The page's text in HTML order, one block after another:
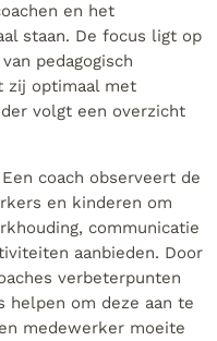
en het
staan. De focus ligt op
pedagogisch
zij optimaal met
volgt een overzicht
Een coach observeert de
en kinderen om
communicatie
aanbieden. Door
verbeterpunten
helpen om deze aan te
medewerker moeite